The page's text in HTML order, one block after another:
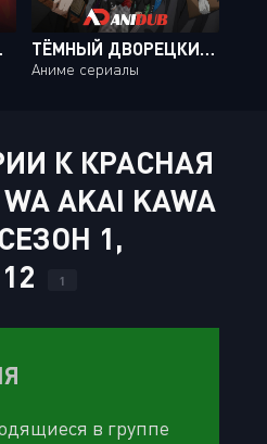
ИЗ 13] ТЁМНЫЙ ДВОРЕЦКИЙ: ШКОЛА-ИНТЕРНАТ ТВ-4 / KUROSHITSUJI: KISHUKU GAKKOU-HEN TV-4 [11 ИЗ 11]
Аниме сериалы
К КРАСНАЯ
AKAI KAWA
СЕЗОН 1,
1
в группе